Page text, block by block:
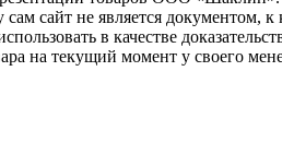
сайт не является документом,
в качестве
на текущий момент у своего